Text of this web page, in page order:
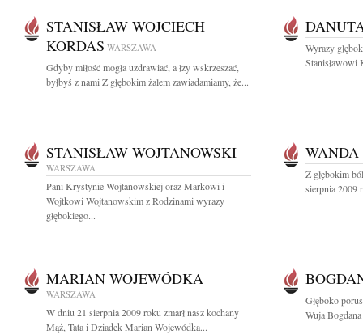
STANISŁAW WOJCIECH
KORDAS WARSZAWA
Gdyby miłość mogła uzdrawiać, a łzy wskrzeszać,
byłbyś z nami Z głębokim żalem zawiadamiamy, że...
Wyrazy
STANISŁAW WOJTANOWSKI
WARSZAWA
Pani Krystynie Wojtanowskiej oraz Markowi i
Wojtkowi Wojtanowskim z Rodzinami wyrazy
głębokiego...
Z głębokim
sierpnia 2009
MARIAN WOJEWÓDKA
WARSZAWA
W dniu 21 sierpnia 2009 roku zmarł nasz kochany
Mąż, Tata i Dziadek Marian Wojewódka...
Głęboko
Wuja